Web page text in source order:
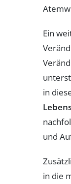
Ein
in
und
in die